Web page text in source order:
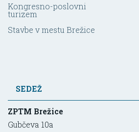
Kongresno-poslovni
turizem
Stavbe v mestu Brežice
SEDEŽ
ZPTM Brežice
Gubčeva 10a